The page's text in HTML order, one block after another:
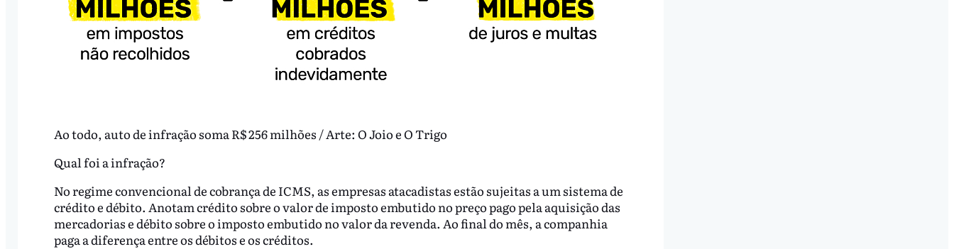
Ao todo, auto de infração soma R$ 256 milhões / Arte: O Joio e O Trigo
Qual foi a infração?
No regime convencional de cobrança de ICMS, as empresas atacadistas estão sujeitas a um sistema de
crédito e débito. Anotam crédito sobre o valor de imposto embutido no preço pago pela aquisição das
mercadorias e débito sobre o imposto embutido no valor da revenda. Ao final do mês, a companhia
paga a diferença entre os débitos e os créditos.